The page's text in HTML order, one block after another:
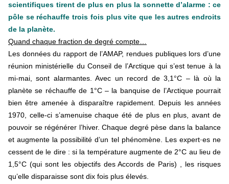
scientifiques tirent de plus en plus la sonnette d’alarme : ce
pôle se réchauffe trois fois plus vite que les autres endroits
de la planète.
Quand chaque fraction de degré compte…
Les données du rapport de l’AMAP, rendues publiques lors d’une
réunion ministérielle du Conseil de l’Arctique qui s’est tenue à la
mi-mai, sont alarmantes. Avec un record de 3,1°C – là où la
planète se réchauffe de 1°C – la banquise de l’Arctique pourrait
bien être amenée à disparaître rapidement. Depuis les années
1970, celle-ci s’amenuise chaque été de plus en plus, avant de
pouvoir se régénérer l’hiver. Chaque degré pèse dans la balance
et augmente la possibilité d’un tel phénomène. Les expert·es ne
cessent de le dire : si la température augmente de 2°C au lieu de
1,5°C (qui sont les objectifs des Accords de Paris) , les risques
qu’elle disparaisse sont dix fois plus élevés.